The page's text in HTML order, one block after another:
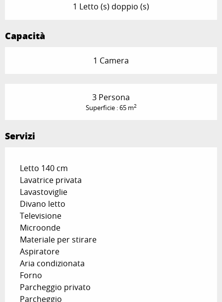
1 Letto (s) doppio (s)
Capacità
1 Camera
3 Persona
Superficie : 65 m2
Servizi
Letto 140 cm
Lavatrice privata
Lavastoviglie
Divano letto
Televisione
Microonde
Materiale per stirare
Aspiratore
Aria condizionata
Forno
Parcheggio privato
Parcheggio